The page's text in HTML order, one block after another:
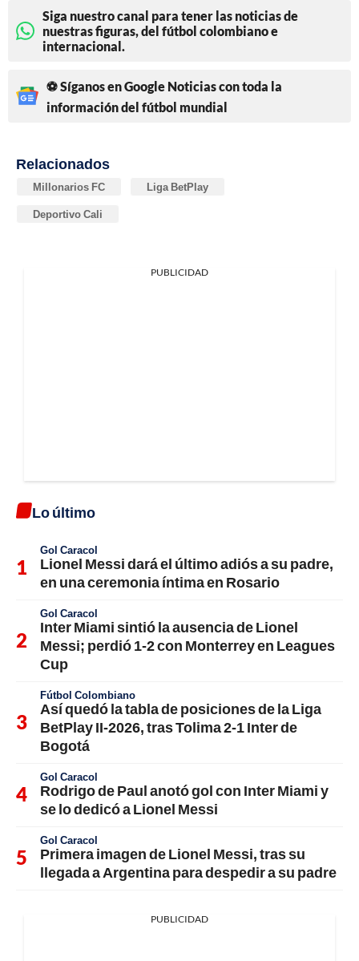
Siga nuestro canal para tener las noticias de
nuestras figuras, del fútbol colombiano e
internacional.
⚽ Síganos en Google Noticias con toda la
información del fútbol mundial
Relacionados
Millonarios FC Liga BetPlay
Deportivo Cali
PUBLICIDAD
Lo último
Gol Caracol
Lionel Messi dará el último adiós a su padre,
en una ceremonia íntima en Rosario
Gol Caracol
Inter Miami sintió la ausencia de Lionel
Messi; perdió 1-2 con Monterrey en Leagues
Cup
Fútbol Colombiano
Así quedó la tabla de posiciones de la Liga
BetPlay II-2026, tras Tolima 2-1 Inter de
Bogotá
Gol Caracol
Rodrigo de Paul anotó gol con Inter Miami y
se lo dedicó a Lionel Messi
Gol Caracol
Primera imagen de Lionel Messi, tras su
llegada a Argentina para despedir a su padre
PUBLICIDAD